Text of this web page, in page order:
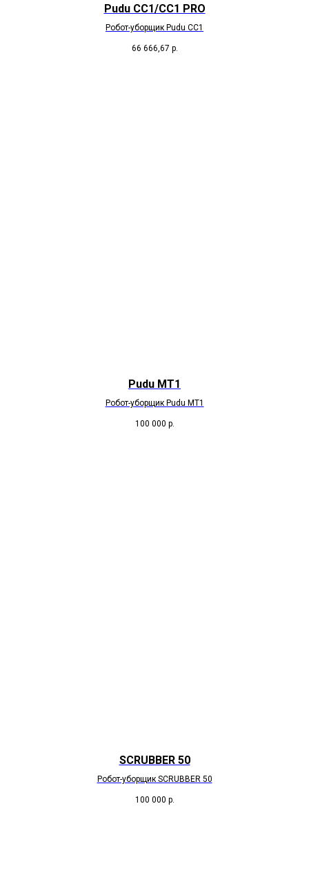
Pudu CC1/CC1 PRO
Робот-уборщик Pudu CC1
66 666,67 р.
Pudu МТ1
Робот-уборщик Pudu МТ1
100 000 р.
SCRUBBER 50
Робот-уборщик SCRUBBER 50
100 000 р.